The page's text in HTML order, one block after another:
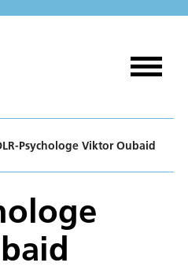
Psychologe Viktor Oubaid